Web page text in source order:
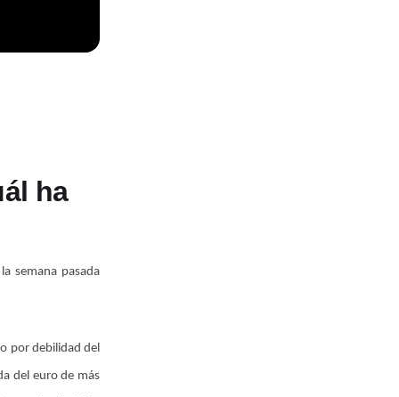
ha
semana pasada
por debilidad del
del euro de más